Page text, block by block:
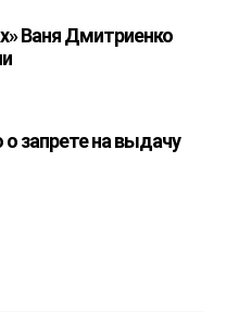
Ваня Дмитриенко
запрете на выдачу